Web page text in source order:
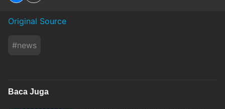
Original Source
#news
Baca Juga